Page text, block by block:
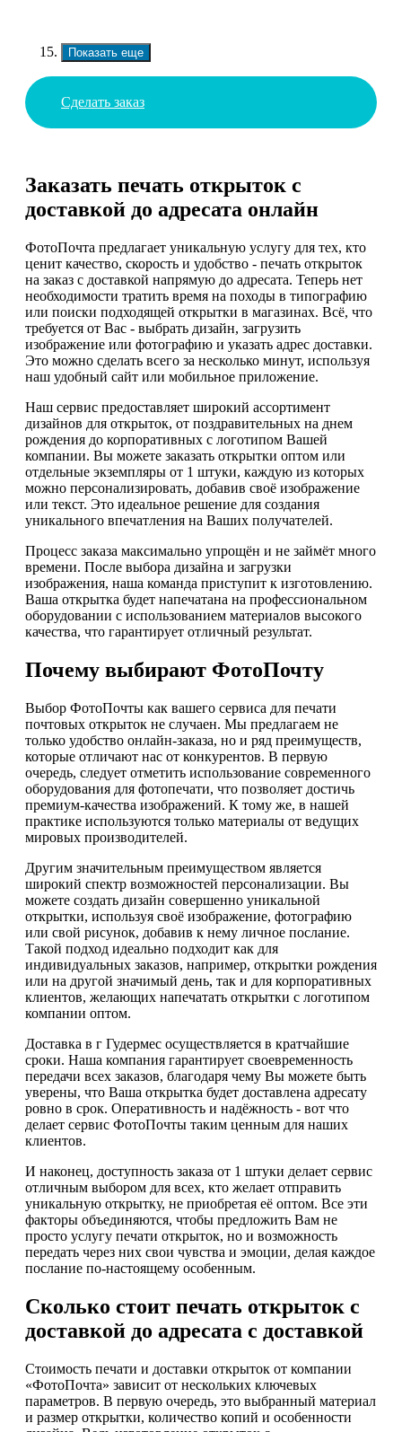
Показать еще
Сделать заказ
Заказать печать открыток с
доставкой до адресата онлайн
ФотоПочта предлагает уникальную услугу для тех, кто
ценит качество, скорость и удобство - печать открыток
на заказ с доставкой напрямую до адресата. Теперь нет
необходимости тратить время на походы в типографию
или поиски подходящей открытки в магазинах. Всё, что
требуется от Вас - выбрать дизайн, загрузить
изображение или фотографию и указать адрес доставки.
Это можно сделать всего за несколько минут, используя
наш удобный сайт или мобильное приложение.
Наш сервис предоставляет широкий ассортимент
дизайнов для открыток, от поздравительных на днем
рождения до корпоративных с логотипом Вашей
компании. Вы можете заказать открытки оптом или
отдельные экземпляры от 1 штуки, каждую из которых
можно персонализировать, добавив своё изображение
или текст. Это идеальное решение для создания
уникального впечатления на Ваших получателей.
Процесс заказа максимально упрощён и не займёт много
времени. После выбора дизайна и загрузки
изображения, наша команда приступит к изготовлению.
Ваша открытка будет напечатана на профессиональном
оборудовании с использованием материалов высокого
качества, что гарантирует отличный результат.
Почему выбирают ФотоПочту
Выбор ФотоПочты как вашего сервиса для печати
почтовых открыток не случаен. Мы предлагаем не
только удобство онлайн-заказа, но и ряд преимуществ,
которые отличают нас от конкурентов. В первую
очередь, следует отметить использование современного
оборудования для фотопечати, что позволяет достичь
премиум-качества изображений. К тому же, в нашей
практике используются только материалы от ведущих
мировых производителей.
Другим значительным преимуществом является
широкий спектр возможностей персонализации. Вы
можете создать дизайн совершенно уникальной
открытки, используя своё изображение, фотографию
или свой рисунок, добавив к нему личное послание.
Такой подход идеально подходит как для
индивидуальных заказов, например, открытки рождения
или на другой значимый день, так и для корпоративных
клиентов, желающих напечатать открытки с логотипом
компании оптом.
Доставка в г Гудермес осуществляется в кратчайшие
сроки. Наша компания гарантирует своевременность
передачи всех заказов, благодаря чему Вы можете быть
уверены, что Ваша открытка будет доставлена адресату
ровно в срок. Оперативность и надёжность - вот что
делает сервис ФотоПочты таким ценным для наших
клиентов.
И наконец, доступность заказа от 1 штуки делает сервис
отличным выбором для всех, кто желает отправить
уникальную открытку, не приобретая её оптом. Все эти
факторы объединяются, чтобы предложить Вам не
просто услугу печати открыток, но и возможность
передать через них свои чувства и эмоции, делая каждое
послание по-настоящему особенным.
Сколько стоит печать открыток с
доставкой до адресата с доставкой
Стоимость печати и доставки открыток от компании
«ФотоПочта» зависит от нескольких ключевых
параметров. В первую очередь, это выбранный материал
и размер открытки, количество копий и особенности